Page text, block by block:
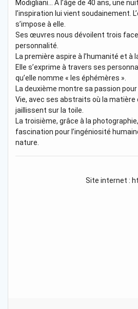
Modigliani… À l’âge de 40 ans, une
l’inspiration lui vient soudainement.
s’impose à elle.
Ses œuvres nous dévoilent trois
personnalité.
La première aspire à l’humanité et à
Elle s’exprime à travers ses
qu’elle nomme « les éphémères ».
La deuxième montre sa passion
Vie, avec ses abstraits où la matière
jaillissent sur la toile.
La troisième, grâce à la
fascination pour l’ingéniosité
nature.
Site internet :